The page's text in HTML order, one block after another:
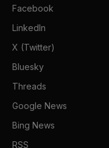
Facebook
LinkedIn
X (Twitter)
Bluesky
Threads
Google News
Bing News
RSS